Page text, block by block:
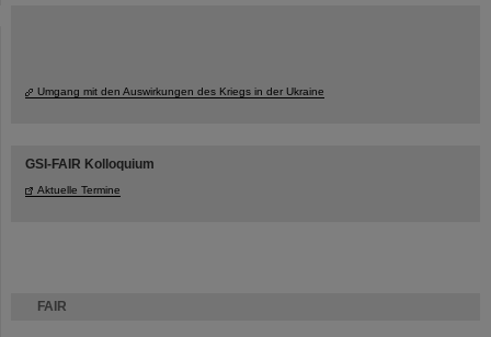
FAIR
Umgang mit den Auswirkungen des Kriegs in der Ukraine
GSI-FAIR Kolloquium
Aktuelle Termine